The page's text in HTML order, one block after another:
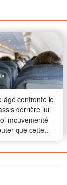
âgé confronte le
derrière lui
mouvementé –
que cette
changer sa